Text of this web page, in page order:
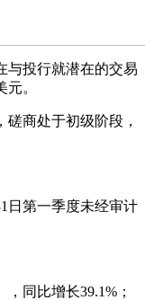
与投行就潜在的交易
。
商处于初级阶段，
日第一季度未经审计
同比增长39.1%；